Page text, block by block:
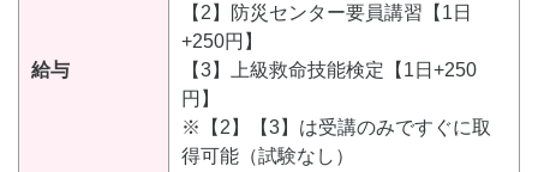
給与
【2】防災センター要員講習【1日
+250円】
【3】上級救命技能検定【1日+250
円】
※【2】【3】は受講のみですぐに取
得可能（試験なし）